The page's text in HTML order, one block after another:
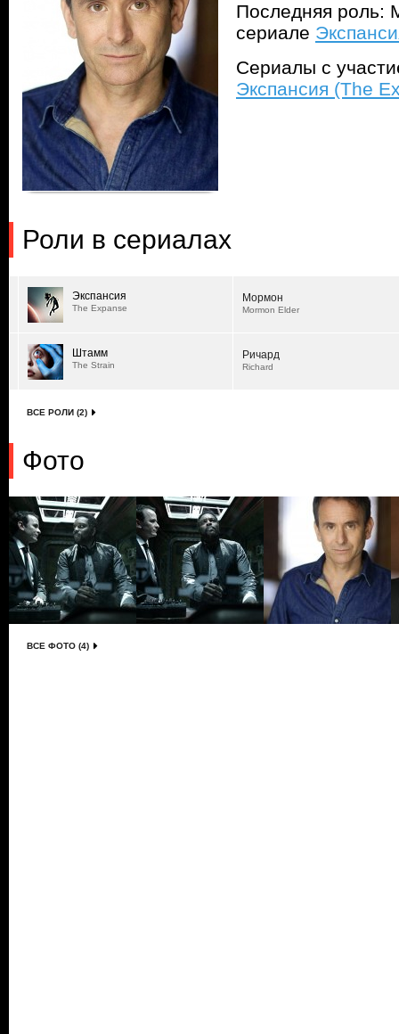
Последняя роль:
сериале
Сериалы с
Экспансия (The
Роли в сериалах
Экспансия
The Expanse
Мормон
Mormon Elder
Штамм
The Strain
Ричард
Richard
ВСЕ РОЛИ (2)
Фото
ВСЕ ФОТО (4)